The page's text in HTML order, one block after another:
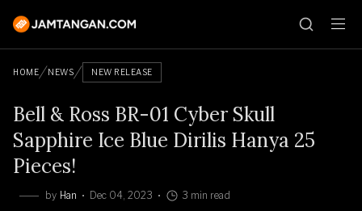
HOME NEWS NEW RELEASE
Bell & Ross BR-01 Cyber Skull
Sapphire Ice Blue Dirilis Hanya 25
Pieces!
by Han Dec 04, 2023 3 min read